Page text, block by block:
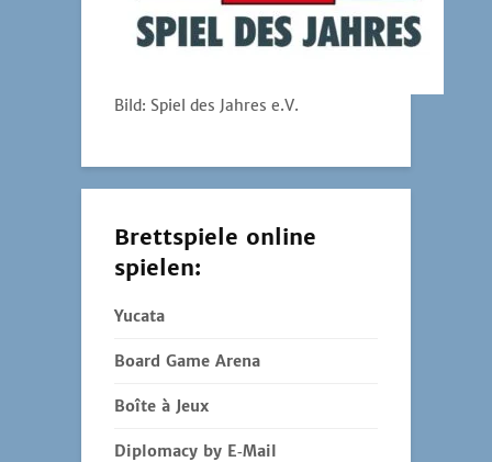
Bild: Spiel des Jahres e.V.
Brettspiele online
spielen:
Yucata
Board Game Arena
Boîte à Jeux
Diplomacy by E‑Mail